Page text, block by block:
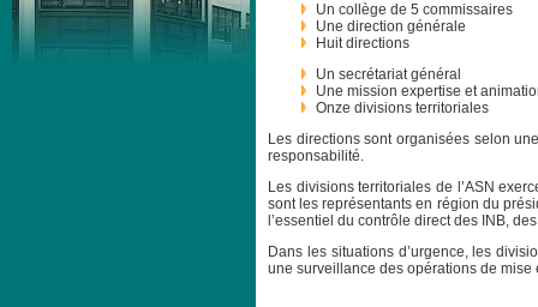
Un collège de 5 commissaires
Une direction générale
Huit directions
Un secrétariat général
Une mission expertise et
Onze divisions territoriales
Les directions sont organisées selon
responsabilité.
Les divisions territoriales de l’ASN
sont les représentants en région du
l’essentiel du contrôle direct des INB,
Dans les situations d’urgence, les
une surveillance des opérations de mise